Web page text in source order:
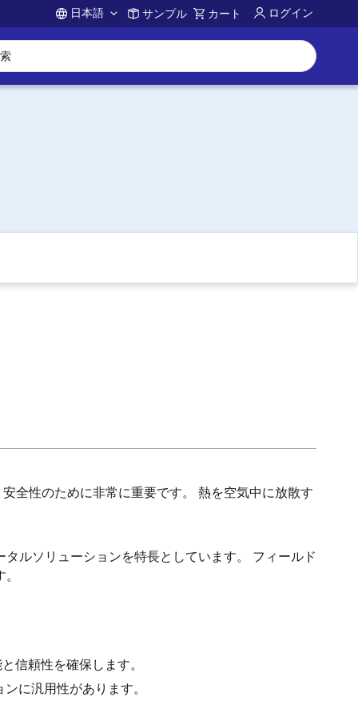
Account
日本語 サンプル カート ログイン
全性のために非常に重要です。 熱を空気中に放散す
ルソリューションを特長としています。 フィールド
信頼性を確保します。
に汎用性があります。